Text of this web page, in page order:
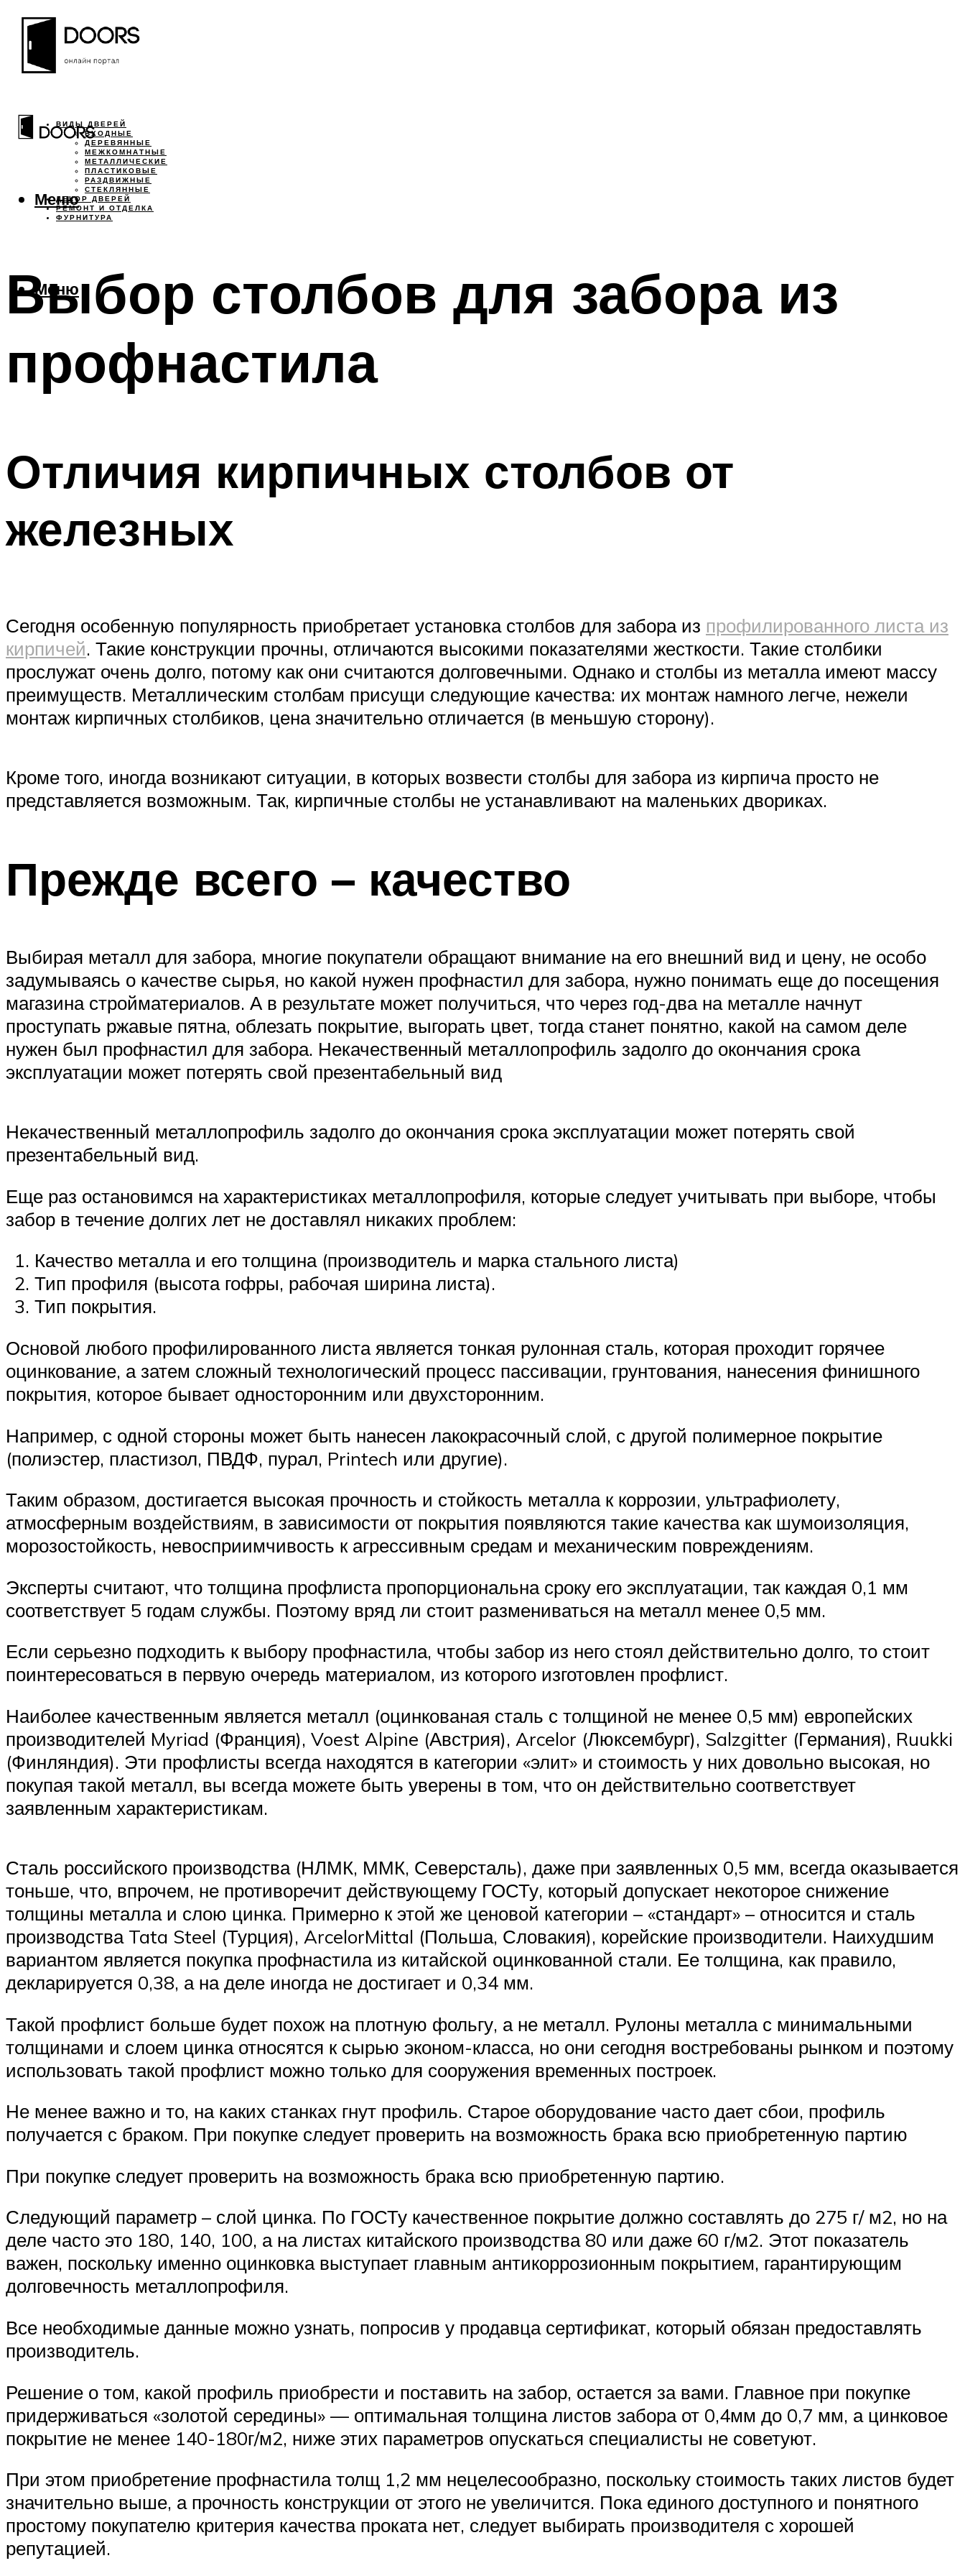
ВИДЫ ДВЕРЕЙ
ВХОДНЫЕ
ДЕРЕВЯННЫЕ
МЕЖКОМНАТНЫЕ
МЕТАЛЛИЧЕСКИЕ
ПЛАСТИКОВЫЕ
РАЗДВИЖНЫЕ
СТЕКЛЯННЫЕ
ДЕКОР ДВЕРЕЙ
РЕМОНТ И ОТДЕЛКА
ФУРНИТУРА
Меню
Меню
Выбор столбов для забора из
профнастила
Отличия кирпичных столбов от
железных
Сегодня особенную популярность приобретает установка столбов для забора из профилированного листа из
кирпичей. Такие конструкции прочны, отличаются высокими показателями жесткости. Такие столбики
прослужат очень долго, потому как они считаются долговечными. Однако и столбы из металла имеют массу
преимуществ. Металлическим столбам присущи следующие качества: их монтаж намного легче, нежели
монтаж кирпичных столбиков, цена значительно отличается (в меньшую сторону).
Кроме того, иногда возникают ситуации, в которых возвести столбы для забора из кирпича просто не
представляется возможным. Так, кирпичные столбы не устанавливают на маленьких двориках.
Прежде всего – качество
Выбирая металл для забора, многие покупатели обращают внимание на его внешний вид и цену, не особо
задумываясь о качестве сырья, но какой нужен профнастил для забора, нужно понимать еще до посещения
магазина стройматериалов. А в результате может получиться, что через год-два на металле начнут
проступать ржавые пятна, облезать покрытие, выгорать цвет, тогда станет понятно, какой на самом деле
нужен был профнастил для забора. Некачественный металлопрофиль задолго до окончания срока
эксплуатации может потерять свой презентабельный вид
Некачественный металлопрофиль задолго до окончания срока эксплуатации может потерять свой
презентабельный вид.
Еще раз остановимся на характеристиках металлопрофиля, которые следует учитывать при выборе, чтобы
забор в течение долгих лет не доставлял никаких проблем:
Качество металла и его толщина (производитель и марка стального листа)
Тип профиля (высота гофры, рабочая ширина листа).
Тип покрытия.
Основой любого профилированного листа является тонкая рулонная сталь, которая проходит горячее
оцинкование, а затем сложный технологический процесс пассивации, грунтования, нанесения финишного
покрытия, которое бывает односторонним или двухсторонним.
Например, с одной стороны может быть нанесен лакокрасочный слой, с другой полимерное покрытие
(полиэстер, пластизол, ПВДФ, пурал, Printech или другие).
Таким образом, достигается высокая прочность и стойкость металла к коррозии, ультрафиолету,
атмосферным воздействиям, в зависимости от покрытия появляются такие качества как шумоизоляция,
морозостойкость, невосприимчивость к агрессивным средам и механическим повреждениям.
Эксперты считают, что толщина профлиста пропорциональна сроку его эксплуатации, так каждая 0,1 мм
соответствует 5 годам службы. Поэтому вряд ли стоит размениваться на металл менее 0,5 мм.
Если серьезно подходить к выбору профнастила, чтобы забор из него стоял действительно долго, то стоит
поинтересоваться в первую очередь материалом, из которого изготовлен профлист.
Наиболее качественным является металл (оцинкованая сталь с толщиной не менее 0,5 мм) европейских
производителей Myriad (Франция), Voest Alpine (Австрия), Arcelor (Люксембург), Salzgitter (Германия), Ruukki
(Финляндия). Эти профлисты всегда находятся в категории «элит» и стоимость у них довольно высокая, но
покупая такой металл, вы всегда можете быть уверены в том, что он действительно соответствует
заявленным характеристикам.
Сталь российского производства (НЛМК, ММК, Северсталь), даже при заявленных 0,5 мм, всегда оказывается
тоньше, что, впрочем, не противоречит действующему ГОСТу, который допускает некоторое снижение
толщины металла и слою цинка. Примерно к этой же ценовой категории – «стандарт» – относится и сталь
производства Tata Steel (Турция), ArcelorMittal (Польша, Словакия), корейские производители. Наихудшим
вариантом является покупка профнастила из китайской оцинкованной стали. Ее толщина, как правило,
декларируется 0,38, а на деле иногда не достигает и 0,34 мм.
Такой профлист больше будет похож на плотную фольгу, а не металл. Рулоны металла с минимальными
толщинами и слоем цинка относятся к сырью эконом-класса, но они сегодня востребованы рынком и поэтому
использовать такой профлист можно только для сооружения временных построек.
Не менее важно и то, на каких станках гнут профиль. Старое оборудование часто дает сбои, профиль
получается с браком. При покупке следует проверить на возможность брака всю приобретенную партию
При покупке следует проверить на возможность брака всю приобретенную партию.
Следующий параметр – слой цинка. По ГОСТу качественное покрытие должно составлять до 275 г/ м2, но на
деле часто это 180, 140, 100, а на листах китайского производства 80 или даже 60 г/м2. Этот показатель
важен, поскольку именно оцинковка выступает главным антикоррозионным покрытием, гарантирующим
долговечность металлопрофиля.
Все необходимые данные можно узнать, попросив у продавца сертификат, который обязан предоставлять
производитель.
Решение о том, какой профиль приобрести и поставить на забор, остается за вами. Главное при покупке
придерживаться «золотой середины» — оптимальная толщина листов забора от 0,4мм до 0,7 мм, а цинковое
покрытие не менее 140-180г/м2, ниже этих параметров опускаться специалисты не советуют.
При этом приобретение профнастила толщ 1,2 мм нецелесообразно, поскольку стоимость таких листов будет
значительно выше, а прочность конструкции от этого не увеличится. Пока единого доступного и понятного
простому покупателю критерия качества проката нет, следует выбирать производителя с хорошей
репутацией.